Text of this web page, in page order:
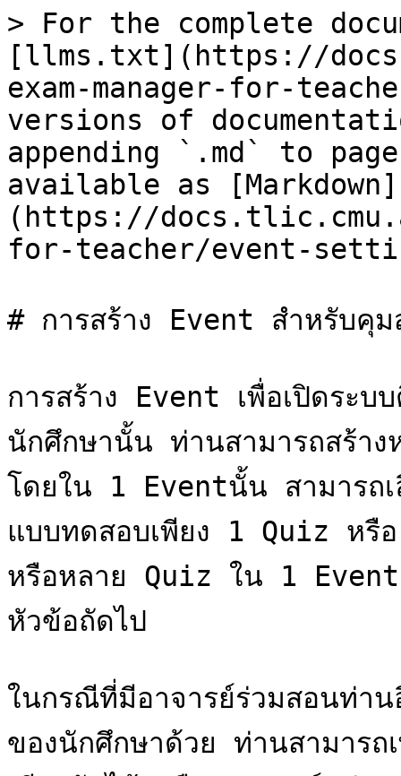
> For the complete
[llms.txt](https://
exam-manager-for-
versions of
appending `.md` to
available as [Markdown]
(https://
for-teacher/event-
# การสร้าง Event สำหรับคุม
การสร้าง Event เพื่อเปิดระบ
นักศึกษานั้น ท่านสามารถสร้า
โดยใน 1 Eventนั้น สามารถ
แบบทดสอบเพียง 1 Quiz หรื
หรือหลาย Quiz ใน 1 Event
หัวข้อถัดไป
ในกรณีที่มีอาจารย์ร่วมสอนท่า
ของนักศึกษาด้วย ท่านสามาร